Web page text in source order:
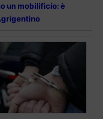
un mobilificio: è